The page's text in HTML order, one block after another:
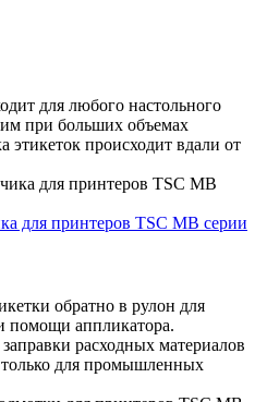
для любого настольного
при больших объемах
этикеток происходит вдали от
для принтеров TSC МВ серии
обратно в рулон для
помощи аппликатора.
расходных материалов
для промышленных